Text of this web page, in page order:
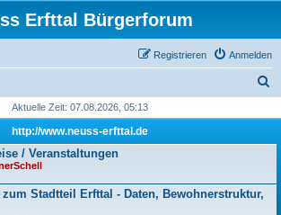
Erfttal Bürgerforum
Anmelden
Registrieren
h
Aktuelle Zeit: 07.08.2026, 05:13
http://www.neuss-erfttal.de
/ Veranstaltungen
Stadtteil Erfttal - Daten, Bewohnerstruktur,